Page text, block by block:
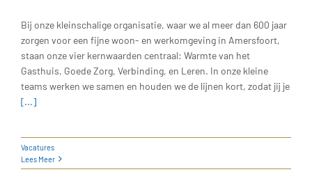
Bij onze kleinschalige organisatie, waar we al meer dan 600 jaar
zorgen voor een fijne woon- en werkomgeving in Amersfoort,
staan onze vier kernwaarden centraal: Warmte van het
Gasthuis, Goede Zorg, Verbinding, en Leren. In onze kleine
teams werken we samen en houden we de lijnen kort, zodat jij je
[...]
Vacatures
Lees Meer